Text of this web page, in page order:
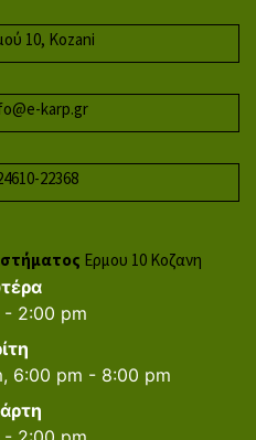
10, Kozani
karp.gr
22368
Ερμου 10 Κοζανη
- 2:00 pm
6:00 pm - 8:00 pm